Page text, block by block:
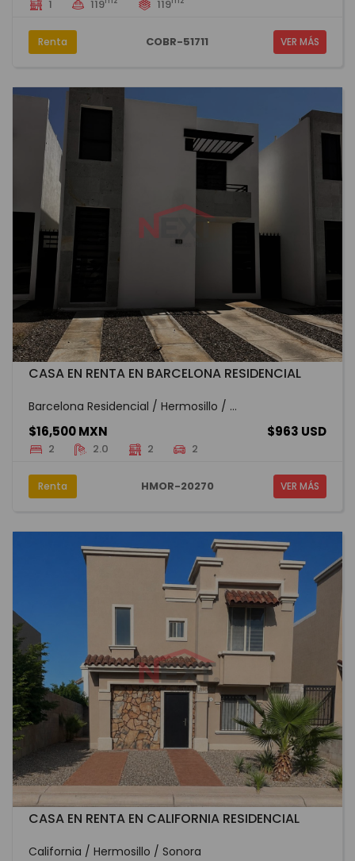
1 119 119
Renta COBR-51711 VER MÁS
CASA EN RENTA EN BARCELONA RESIDENCIAL
Barcelona Residencial / Hermosillo / ...
$16,500 MXN $963 USD
2 2.0 2 2
Renta HMOR-20270 VER MÁS
CASA EN RENTA EN CALIFORNIA RESIDENCIAL
California / Hermosillo / Sonora